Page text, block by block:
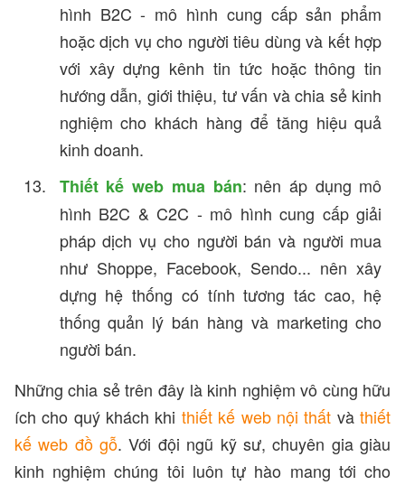
hình B2C - mô hình cung cấp sản phẩm
hoặc dịch vụ cho người tiêu dùng và kết hợp
với xây dựng kênh tin tức hoặc thông tin
hướng dẫn, giới thiệu, tư vấn và chia sẻ kinh
nghiệm cho khách hàng để tăng hiệu quả
kinh doanh.
Thiết kế web mua bán: nên áp dụng mô
hình B2C & C2C - mô hình cung cấp giải
pháp dịch vụ cho người bán và người mua
như Shoppe, Facebook, Sendo... nên xây
dựng hệ thống có tính tương tác cao, hệ
thống quản lý bán hàng và marketing cho
người bán.
Những chia sẻ trên đây là kinh nghiệm vô cùng hữu
ích cho quý khách khi thiết kế web nội thất vàthiết
kế web đồ gỗ. Với đội ngũ kỹ sư, chuyên gia giàu
kinh nghiệm chúng tôi luôn tự hào mang tới cho